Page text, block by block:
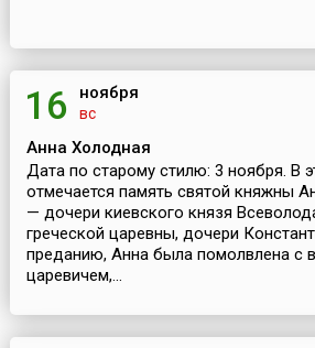
16 ноября
вс
Анна Холодная
Дата по старому стилю: 3 ноября. В
отмечается память святой княжны
— дочери киевского князя
греческой царевны, дочери
преданию, Анна была помолвлена с
царевичем,...